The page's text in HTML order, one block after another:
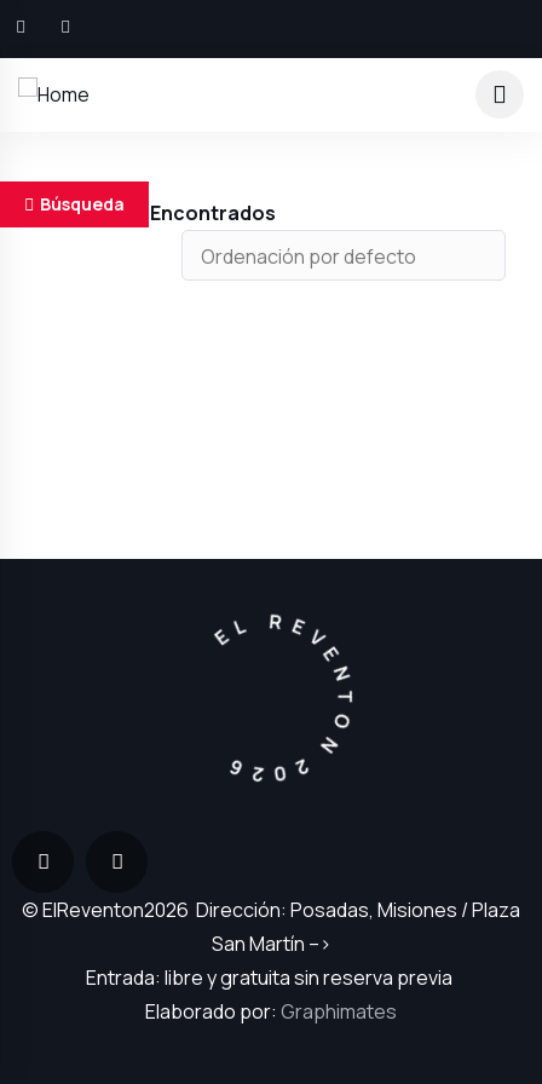
Búsqueda
Resultados Encontrados
EL REVENTON 2026
© ElReventon2026 Dirección: Posadas, Misiones / Plaza
San Martín –>
Entrada: libre y gratuita sin reserva previa
Elaborado por: Graphimates